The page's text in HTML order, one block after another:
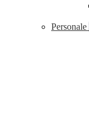
Personale